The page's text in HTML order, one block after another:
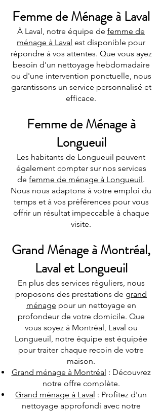
Femme de Ménage à Laval
À Laval, notre équipe de femme de
ménage à Laval est disponible pour
répondre à vos attentes. Que vous ayez
besoin d'un nettoyage hebdomadaire
ou d'une intervention ponctuelle, nous
garantissons un service personnalisé et
efficace.
Femme de Ménage à
Longueuil
Les habitants de Longueuil peuvent
également compter sur nos services
de femme de ménage à Longueuil.
Nous nous adaptons à votre emploi du
temps et à vos préférences pour vous
offrir un résultat impeccable à chaque
visite.
Grand Ménage à Montréal,
Laval et Longueuil
En plus des services réguliers, nous
proposons des prestations de grand
ménage pour un nettoyage en
profondeur de votre domicile. Que
vous soyez à Montréal, Laval ou
Longueuil, notre équipe est équipée
pour traiter chaque recoin de votre
maison.
Grand ménage à Montréal : Découvrez
notre offre complète.
Grand ménage à Laval : Profitez d'un
nettoyage approfondi avec notre